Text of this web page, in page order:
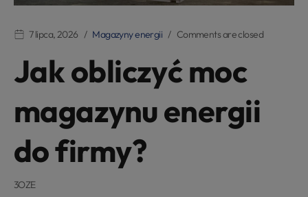
7 lipca, 2026 Magazyny energii Comments are closed
Jak obliczyć moc
magazynu energii
do firmy?
3OZE